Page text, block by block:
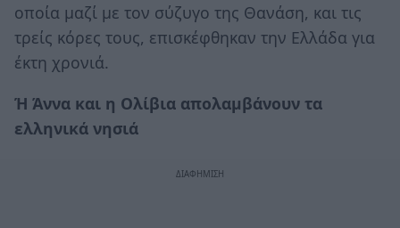
οποία μαζί με τον σύζυγο της Θανάση, και τις
τρείς κόρες τους, επισκέφθηκαν την Ελλάδα για
έκτη χρονιά.
Ή Άννα και η Ολίβια απολαμβάνουν τα
ελληνικά νησιά